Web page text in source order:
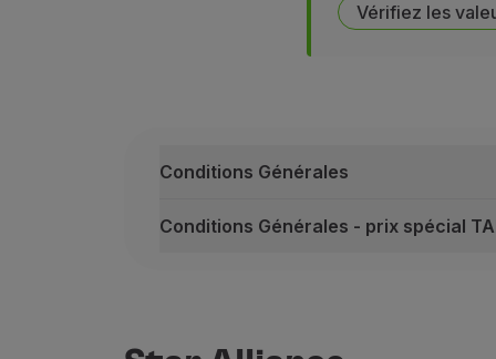
Vérifiez les
Conditions Générales
Conditions Générales - prix spécial